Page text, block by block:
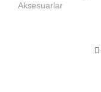
Aksesuarlar